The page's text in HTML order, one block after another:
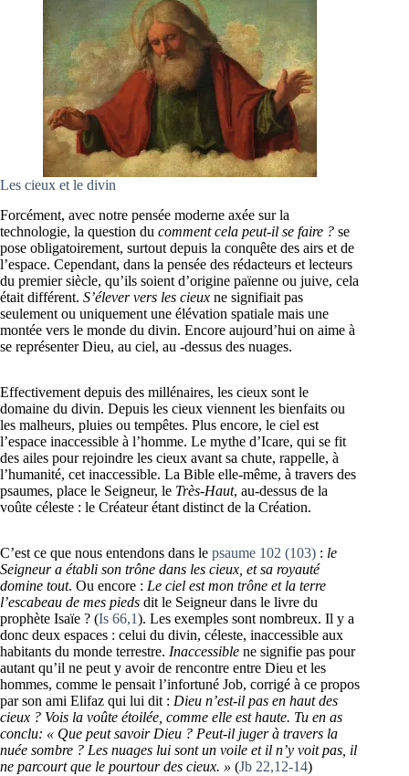
Les cieux et le divin
Forcément, avec notre pensée moderne axée sur la
technologie, la question du comment cela peut-il se faire ? se
pose obligatoirement, surtout depuis la conquête des airs et de
l’espace. Cependant, dans la pensée des rédacteurs et lecteurs
du premier siècle, qu’ils soient d’origine païenne ou juive, cela
était différent. S’élever vers les cieux ne signifiait pas
seulement ou uniquement une élévation spatiale mais une
montée vers le monde du divin. Encore aujourd’hui on aime à
se représenter Dieu, au ciel, au -dessus des nuages.
Effectivement depuis des millénaires, les cieux sont le
domaine du divin. Depuis les cieux viennent les bienfaits ou
les malheurs, pluies ou tempêtes. Plus encore, le ciel est
l’espace inaccessible à l’homme. Le mythe d’Icare, qui se fit
des ailes pour rejoindre les cieux avant sa chute, rappelle, à
l’humanité, cet inaccessible. La Bible elle-même, à travers des
psaumes, place le Seigneur, le Très-Haut, au-dessus de la
voûte céleste : le Créateur étant distinct de la Création.
C’est ce que nous entendons dans le psaume 102 (103) : le
Seigneur a établi son trône dans les cieux, et sa royauté
domine tout. Ou encore : Le ciel est mon trône et la terre
l’escabeau de mes pieds dit le Seigneur dans le livre du
prophète Isaïe ? (Is 66,1). Les exemples sont nombreux. Il y a
donc deux espaces : celui du divin, céleste, inaccessible aux
habitants du monde terrestre. Inaccessible ne signifie pas pour
autant qu’il ne peut y avoir de rencontre entre Dieu et les
hommes, comme le pensait l’infortuné Job, corrigé à ce propos
par son ami Elifaz qui lui dit : Dieu n’est-il pas en haut des
cieux ? Vois la voûte étoilée, comme elle est haute. Tu en as
conclu: « Que peut savoir Dieu ? Peut-il juger à travers la
nuée sombre ? Les nuages lui sont un voile et il n’y voit pas, il
ne parcourt que le pourtour des cieux. » (Jb 22,12-14)